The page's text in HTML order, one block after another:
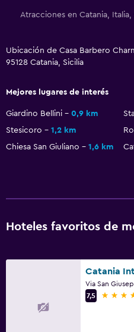
Actividades
Bicicletas
Juegos de mesa/
Ciclismo
Buceo
Buceo
Centro de negocios
Botella de agua
Atracciones en Catania,
Ubicación de Casa Barbero
95128 Catania, Sicilia
Mejores lugares de interés
Giardino Bellini 0,9 km
Stesicoro
1,2 km
Chiesa San Giuliano
1,6 km
Hoteles favoritos de
7,5
4